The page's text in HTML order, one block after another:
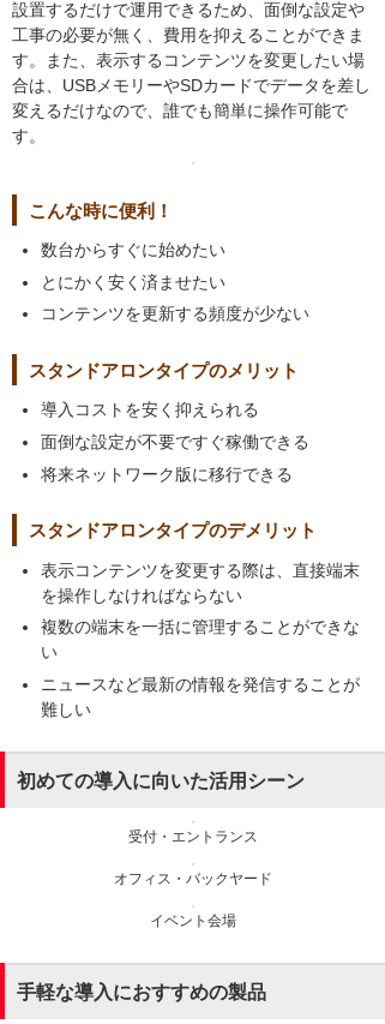
設置するだけで運用できるため、面倒な設定や
工事の必要が無く、費用を抑えることができま
す。また、表示するコンテンツを変更したい場
合は、USBメモリーやSDカードでデータを差し
変えるだけなので、誰でも簡単に操作可能で
す。
こんな時に便利！
数台からすぐに始めたい
とにかく安く済ませたい
コンテンツを更新する頻度が少ない
スタンドアロンタイプのメリット
導入コストを安く抑えられる
面倒な設定が不要ですぐ稼働できる
将来ネットワーク版に移行できる
スタンドアロンタイプのデメリット
表示コンテンツを変更する際は、直接端末
を操作しなければならない
複数の端末を一括に管理することができな
い
ニュースなど最新の情報を発信することが
難しい
初めての導入に向いた活用シーン
受付・エントランス
オフィス・バックヤード
イベント会場
手軽な導入におすすめの製品